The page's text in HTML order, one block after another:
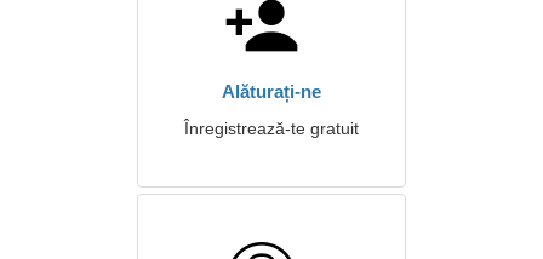
Alăturați-ne
Înregistrează-te gratuit